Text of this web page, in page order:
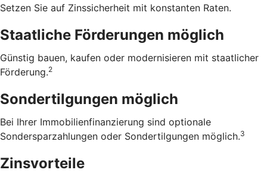
Setzen Sie auf Zinssicherheit mit konstanten Raten.
Staatliche Förderungen möglich
Günstig bauen, kaufen oder modernisieren mit staatlicher
Förderung.2
Sondertilgungen möglich
Bei Ihrer Immobilienfinanzierung sind optionale
Sondersparzahlungen oder Sondertilgungen möglich.3
Zinsvorteile